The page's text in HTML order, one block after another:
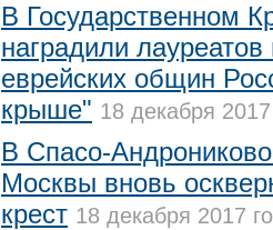
В Государственном
наградили
еврейских общин
крыше" 18 декабря
В Спасо-
Москвы вновь
крест 18 декабря 2017